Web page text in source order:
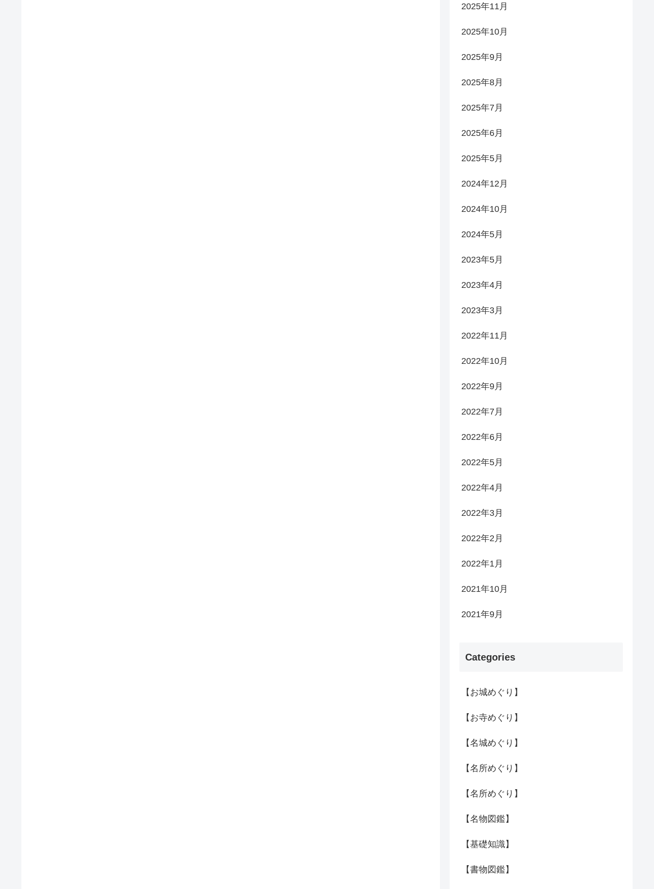
2025年11月
2025年10月
2025年9月
2025年8月
2025年7月
2025年6月
2025年5月
2024年12月
2024年10月
2024年5月
2023年5月
2023年4月
2023年3月
2022年11月
2022年10月
2022年9月
2022年7月
2022年6月
2022年5月
2022年4月
2022年3月
2022年2月
2022年1月
2021年10月
2021年9月
Categories
【お城めぐり】
【お寺めぐり】
【名城めぐり】
【名所めぐり】
【名所めぐり】
【名物図鑑】
【基礎知識】
【書物図鑑】